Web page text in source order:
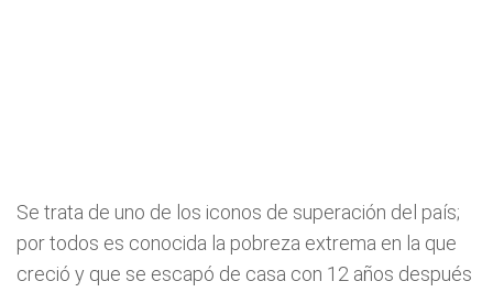
Se trata de uno de los iconos de superación del país;
por todos es conocida la pobreza extrema en la que
creció y que se escapó de casa con 12 años después